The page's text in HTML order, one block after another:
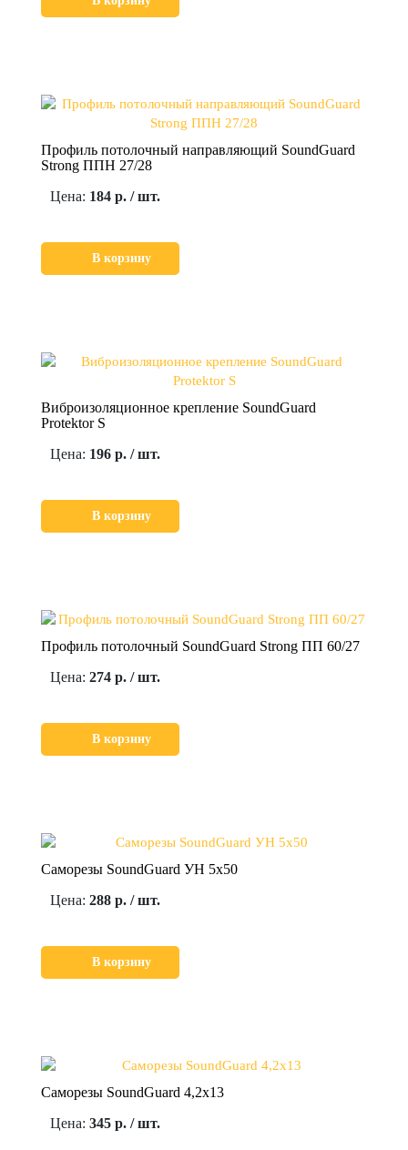
Профиль потолочный направляющий SoundGuard
Strong ППН 27/28
Цена: 184 р. / шт.
В корзину
Виброизоляционное крепление SoundGuard
Protektor S
Цена: 196 р. / шт.
В корзину
Профиль потолочный SoundGuard Strong ПП 60/27
Цена: 274 р. / шт.
В корзину
Саморезы SoundGuard УН 5х50
Цена: 288 р. / шт.
В корзину
Саморезы SoundGuard 4,2х13
Цена: 345 р. / шт.